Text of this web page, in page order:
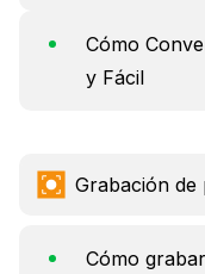
Cómo
y Fácil
Grabación de
Cómo